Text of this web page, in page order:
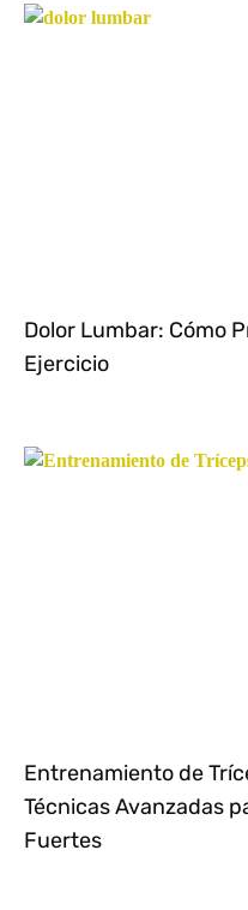
Dolor Lumbar: Cómo
Ejercicio
Entrenamiento de
Técnicas Avanzadas
Fuertes